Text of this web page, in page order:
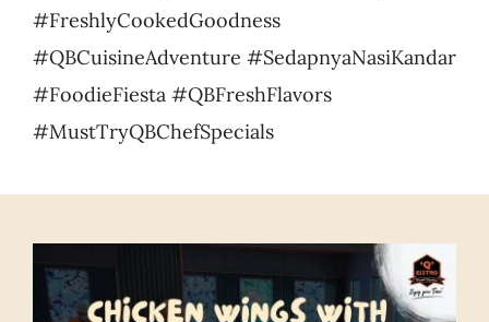
#FreshlyCookedGoodness
#QBCuisineAdventure #SedapnyaNasiKandar
#FoodieFiesta #QBFreshFlavors
#MustTryQBChefSpecials